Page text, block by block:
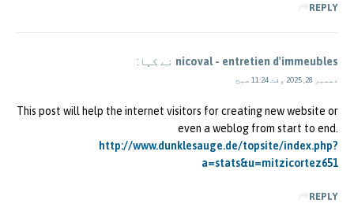
REPLY
nicoval - entretien d'immeubles نے کہا:
دسمبر 28, 2025 وقت 11:24 صبح
This post will help the internet visitors for creating new website or
even a weblog from start to end.
http://www.dunklesauge.de/topsite/index.php?
a=stats&u=mitzicortez651
REPLY